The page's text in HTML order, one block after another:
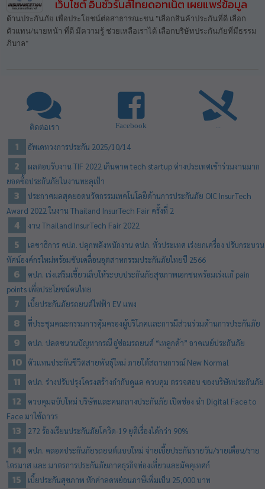
เว็บไซต์ อินชัวรันส์ไทยดอทเน็ต เผยแพร่ข้อมูล
ด้านประกันภัย เพื่อประโยชน์ต่อสาธารณะชน "เลือกสินค้าประกันที่ดี เลือก
ตัวแทน/นายหน้า ที่ดี มีความรู้ ช่วยเหลือเราได้ เลือกบริษัทประกันภัยที่มีธรรม
ภิบาล"
ติดต่อเรา Facebook ...
อัพเดทวงการประกัน 2025/10/14
ผลตอบรับงาน TIF 2022 เกินคาด tech startup ต่างประเทศเข้าร่วมงานมาก
ยอดซื้อประกันภัยในงานทะลุเป้า
ประกาศผลสุดยอดนวัตกรรมเทคโนโลยีด้านการประกันภัย OIC InsurTech
Award 2022 ในงาน Thailand InsurTech Fair ครั้งที่ 2
งาน Thailand InsurTech Fair 2022
เลขาธิการ คปภ. ปลุกพลังพนักงาน คปภ. ทั่วประเทศ เร่งยกเครื่อง ปรับกระบวน
ทัศน์องค์กรใหม่พร้อมขับเคลื่อนอุตสาหกรรมประกันภัยไทยปี 2566
คปภ. เร่งเสริมเขี้ยวเล็บให้ระบบประกันภัยสุขภาพเอกชนพร้อมเร่งแก้ pain
points เพื่อประโยชน์คนไทย
เบี้ยประกันภัยรถยนต์ไฟฟ้า EV แพง
ที่ประชุมคณะกรรมการคุ้มครองผู้บริโภคและการมีส่วนร่วมด้านการประกันภัย
คปภ. ปลดชนวนปัญหากรณี อู่ซ่อมรถยนต์ “เทลูกค้า” อาคเนย์ประกันภัย
ตัวแทนประกันชีวิตสายพันธุ์ใหม่ ภายใต้สถานการณ์ New Normal
คปภ. ร่างปรับปรุงโครงสร้างกำกับดูแล ควบคุม ตรวจสอบ ของบริษัทประกันภัย
ควบคุมฉบับใหม่ บริษัทและคนกลางประกันภัย เปิดช่อง นำ Digital Face to
Face มาใช้ถาวร
272 ร้องเรียนประกันภัยโควิด-19 ยุติเรื่องได้กว่า 90%
คปภ. คลอดประกันภัยรถยนต์แบบใหม่ จ่ายเบี้ยประกันรายวัน/รายเดือน/ราย
ไตรมาส และ มาตรการประกันภัยภาคธุรกิจท่องเที่ยวและมัคคุเทศก์
เบี้ยประกันสุขภาพ หักค่าลดหย่อนภาษีเพิ่มเป็น 25,000 บาท